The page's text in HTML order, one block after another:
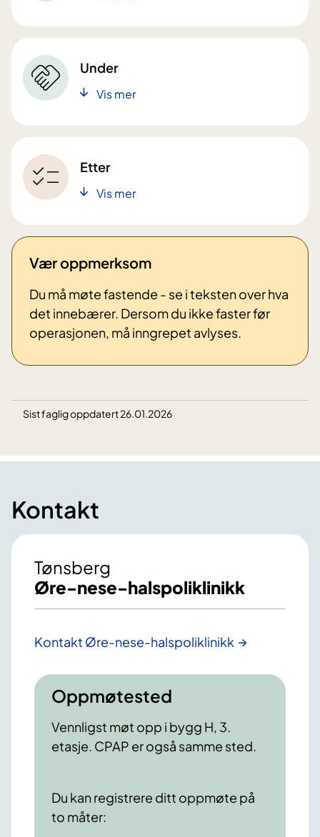
Under
Vis mer
Etter
Vis mer
Vær oppmerksom
Du må møte fastende - se i teksten over hva
det innebærer. Dersom du ikke faster før
operasjonen, må inngrepet avlyses.
Sist faglig oppdatert 26.01.2026
Kontakt
Tønsberg
Øre-nese-halspoliklinikk
Kontakt Øre-nese-halspoliklinikk
Oppmøtested
Vennligst møt opp i bygg H, 3.
etasje. CPAP er også samme sted.
Du kan registrere ditt oppmøte på
to måter: